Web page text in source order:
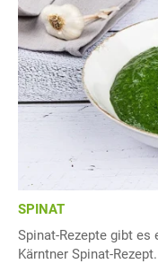
SPINAT
Spinat-Rezepte gibt
Kärntner Spinat-